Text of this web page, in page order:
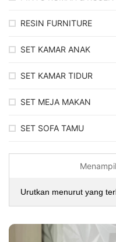
RESIN FURNITURE
SET KAMAR ANAK
SET KAMAR TIDUR
SET MEJA MAKAN
SET SOFA TAMU